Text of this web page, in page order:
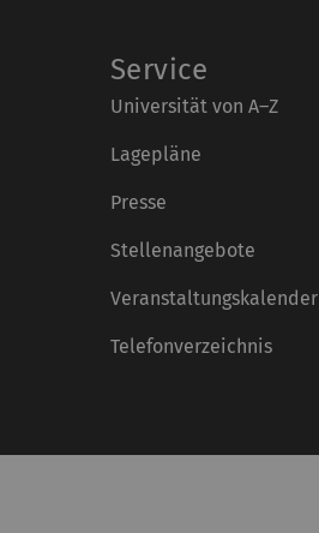
Service
Universität von A–Z
Lagepläne
Presse
Stellenangebote
Veranstaltungskalender
Telefonverzeichnis